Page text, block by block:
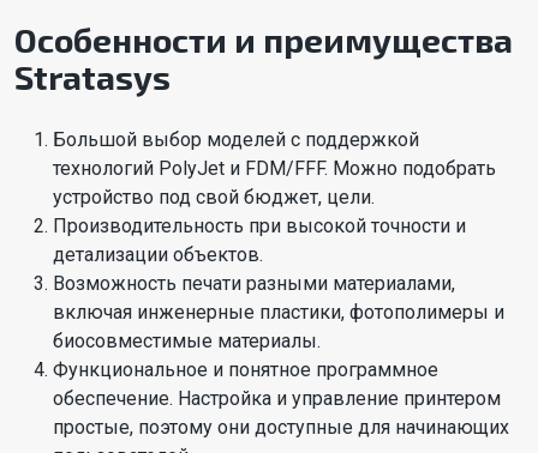
Особенности и преимущества
Stratasys
Большой выбор моделей с поддержкой
технологий PolyJet и FDM/FFF. Можно подобрать
устройство под свой бюджет, цели.
Производительность при высокой точности и
детализации объектов.
Возможность печати разными материалами,
включая инженерные пластики, фотополимеры и
биосовместимые материалы.
Функциональное и понятное программное
обеспечение. Настройка и управление принтером
простые, поэтому они доступные для начинающих